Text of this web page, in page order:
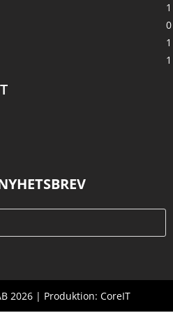
1
0
1
1
2026 | Produktion: CoreIT